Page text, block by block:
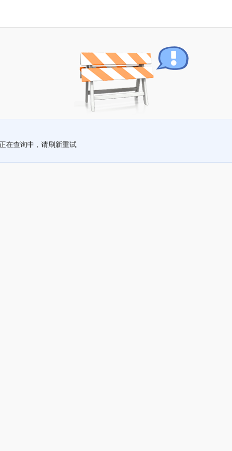
在查询中，请刷新重试